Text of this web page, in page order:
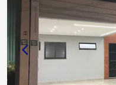
Academia Campo
novas áreas
festas Mini mercado interno
agende sua visita!